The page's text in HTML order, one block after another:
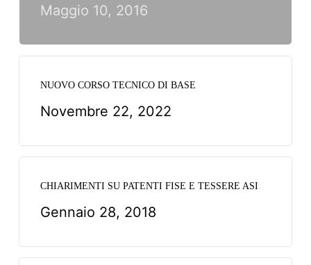
Maggio 10, 2016
NUOVO CORSO TECNICO DI BASE
Novembre 22, 2022
CHIARIMENTI SU PATENTI FISE E TESSERE ASI
Gennaio 28, 2018